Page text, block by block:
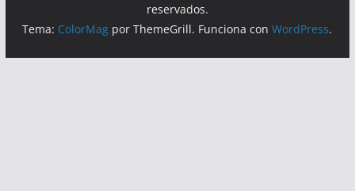
reservados.
Tema: ColorMag por ThemeGrill. Funciona conWordPress.